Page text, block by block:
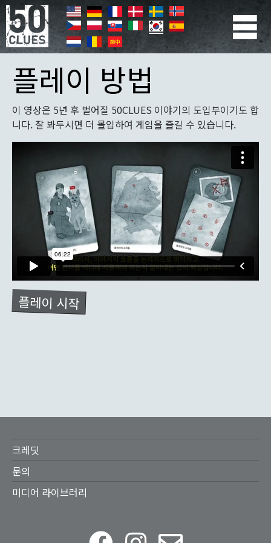
주
요
콘
텐
Primær
navigation
플레이 방법
이 영상은 5년 후 벌어질 50CLUES 이야기의 도입부이기도 합
니다. 잘 봐두시면 더 몰입하여 게임을 즐길 수 있습니다.
플레이 시작
Footer
menu
크레딧
문의
미디어 라이브러리